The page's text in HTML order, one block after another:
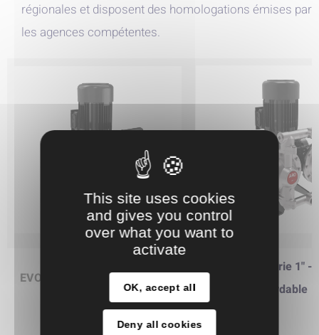
régionales et disposent des homologations émises par
les agences compétentes.
EVO 210 - Série 1" -Aluminium
EVO 210 Série 1" -
inoxydable
This site uses cookies
and gives you control
over what you want to
activate
OK, accept all
Deny all cookies